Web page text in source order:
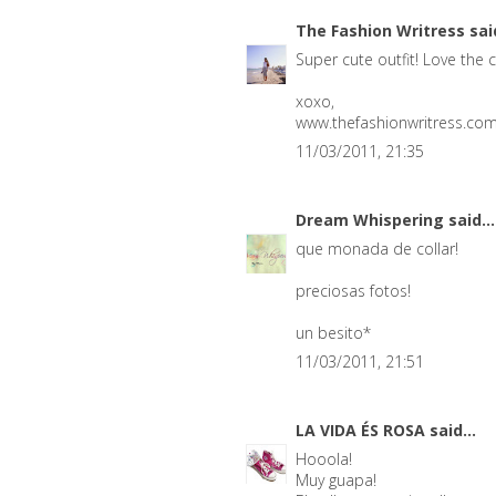
The Fashion Writress
Super cute outfit! Love the
xoxo,
www.thefashionwritress.com
11/03/2011, 21:35
Dream Whispering said...
que monada de collar!
preciosas fotos!
un besito*
11/03/2011, 21:51
LA VIDA ÉS ROSA said...
Hooola!
Muy guapa!